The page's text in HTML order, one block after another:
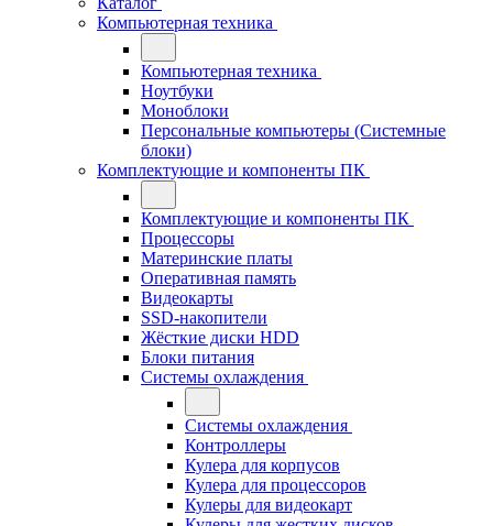
Компьютерная техника
Компьютерная техника
Ноутбуки
Моноблоки
Персональные компьютеры (Системные
блоки)
Комплектующие и компоненты ПК
Комплектующие и компоненты ПК
Процессоры
Материнские платы
Оперативная память
Видеокарты
SSD-накопители
Жёсткие диски HDD
Блоки питания
Системы охлаждения
Системы охлаждения
Контроллеры
Кулера для корпусов
Кулера для процессоров
Кулеры для видеокарт